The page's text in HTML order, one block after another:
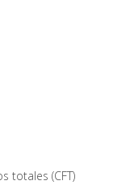
totales (CFT)